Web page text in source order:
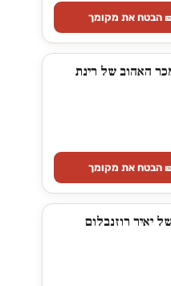
הבטח את מקומך
האהוב של רינת
הבטח את מקומך
יאיר רוזנבלום